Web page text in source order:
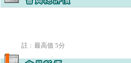
註﹕最高值 5分